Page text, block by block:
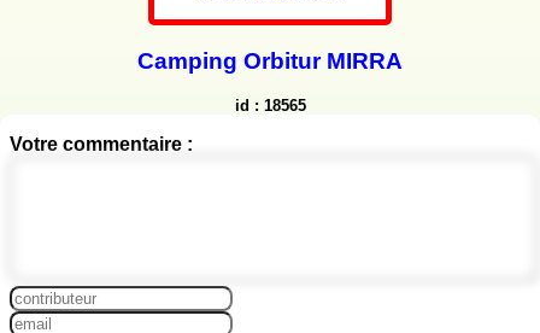
Camping Orbitur MIRRA
id : 18565
Votre commentaire :